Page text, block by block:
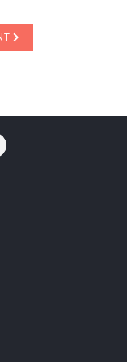
QUI SE
SUIVANT : LA RÉVOLTE